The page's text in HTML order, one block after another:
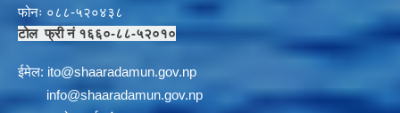
फोनः ०८८-५२०४३८
टोल फ्री नं १६६०-८८-५२०१०
ईमेल: ito@shaaradamun.gov.np
info@shaaradamun.gov.np